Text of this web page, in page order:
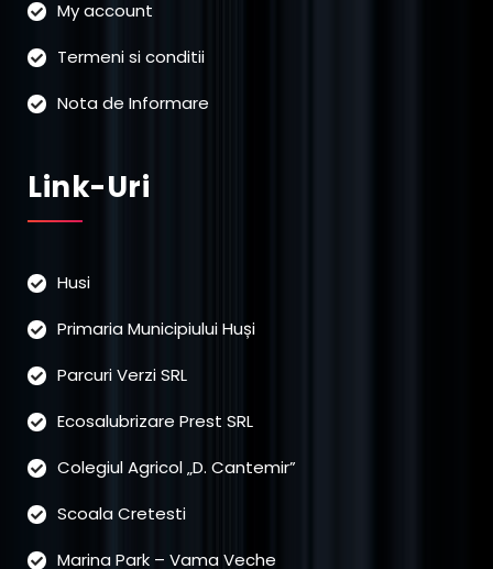
My account
Termeni si conditii
Nota de Informare
Link-Uri
Husi
Primaria Municipiului Huși
Parcuri Verzi SRL
Ecosalubrizare Prest SRL
Colegiul Agricol „D. Cantemir”
Scoala Cretesti
Marina Park – Vama Veche